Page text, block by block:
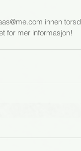
innen
for mer informasjon!